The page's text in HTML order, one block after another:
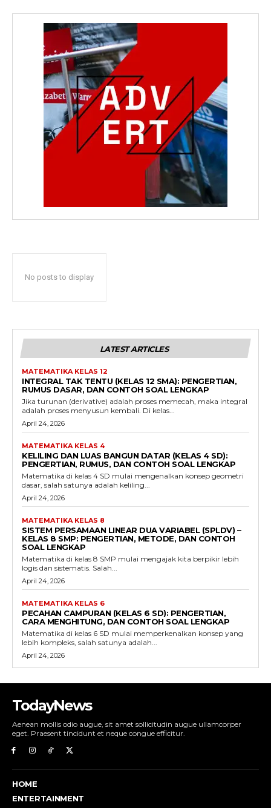
No posts to display
LATEST ARTICLES
MATEMATIKA KELAS 12
INTEGRAL TAK TENTU (KELAS 12 SMA): PENGERTIAN,
RUMUS DASAR, DAN CONTOH SOAL LENGKAP
Jika turunan (derivative) adalah proses memecah, maka integral
adalah proses menyusun kembali. Di kelas...
April 24, 2026
MATEMATIKA KELAS 4
KELILING DAN LUAS BANGUN DATAR (KELAS 4 SD):
PENGERTIAN, RUMUS, DAN CONTOH SOAL LENGKAP
Matematika di kelas 4 SD mulai mengenalkan konsep geometri
dasar, salah satunya adalah keliling...
April 24, 2026
MATEMATIKA KELAS 8
SISTEM PERSAMAAN LINEAR DUA VARIABEL (SPLDV) –
KELAS 8 SMP: PENGERTIAN, METODE, DAN CONTOH
SOAL LENGKAP
Matematika di kelas 8 SMP mulai mengajak kita berpikir lebih
logis dan sistematis. Salah...
April 24, 2026
MATEMATIKA KELAS 6
PECAHAN CAMPURAN (KELAS 6 SD): PENGERTIAN,
CARA MENGHITUNG, DAN CONTOH SOAL LENGKAP
Matematika di kelas 6 SD mulai memperkenalkan konsep yang
lebih kompleks, salah satunya adalah...
April 24, 2026
TodayNews
Aenean mollis odio augue, sit amet sollicitudin augue ullamcorper
eget. Praesent tincidunt et neque congue efficitur.
HOME
ENTERTAINMENT